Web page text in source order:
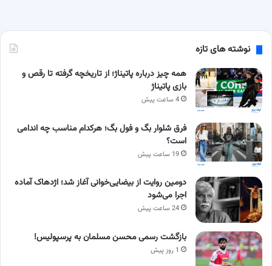
نوشته های تازه
همه چیز درباره پاتیناژ؛ از تاریخچه گرفته تا رقص و
بازی پاتیناژ
4 ساعت پیش
فرق شلوار بگ و فول بگ؛ هرکدام مناسب چه اندامی
است؟
19 ساعت پیش
دومین روایت از بیضایی‌خوانی آغاز شد؛ اژدهاک آماده
اجرا می‌شود
24 ساعت پیش
بازگشت رسمی محسن مسلمان به پرسپولیس!
1 روز پیش